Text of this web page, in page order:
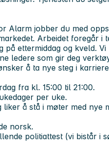
Alarm jobber du med
Arbeidet foregår i
på ettermiddag og kveld.
ledere som gir deg
å ta nye steg i
fra kl. 15:00 til 21:00.
per uke.
liker å stå i møter med nye
norsk.
politiattest (vi bistår i